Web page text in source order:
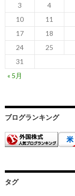
3
4
10
11
17
18
24
25
31
« 5月
ブログランキング
タグ